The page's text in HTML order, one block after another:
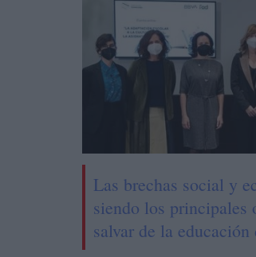
Las brechas social y
siendo los principales
salvar de la